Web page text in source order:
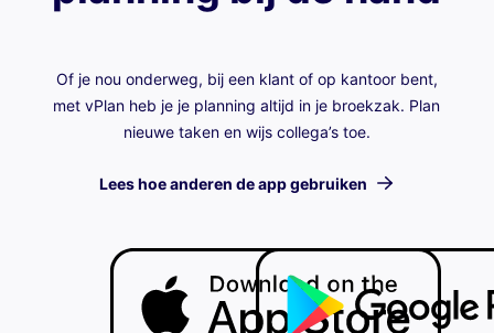
Of je nou onderweg, bij een klant of op kantoor bent,
met vPlan heb je je planning altijd in je broekzak. Plan
nieuwe taken en wijs collega’s toe.
Lees hoe anderen de app gebruiken